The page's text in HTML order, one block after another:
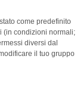
come predefinito
(in condizioni normali;
diversi dal
il tuo gruppo